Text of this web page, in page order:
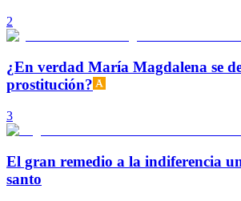
2
¿En verdad María Magdalena se
prostitución?
3
El gran remedio a la indiferencia
santo